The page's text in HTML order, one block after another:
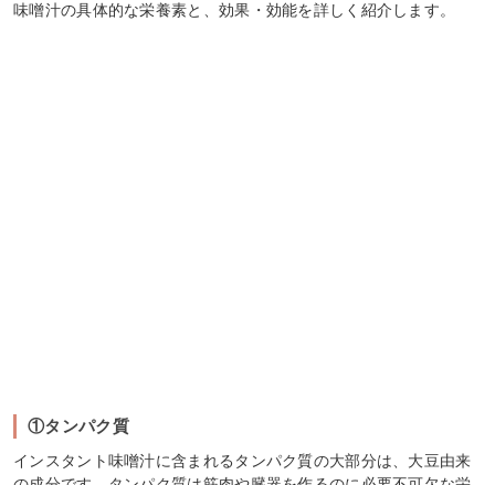
味噌汁の具体的な栄養素と、効果・効能を詳しく紹介します。
①タンパク質
インスタント味噌汁に含まれるタンパク質の大部分は、大豆由来